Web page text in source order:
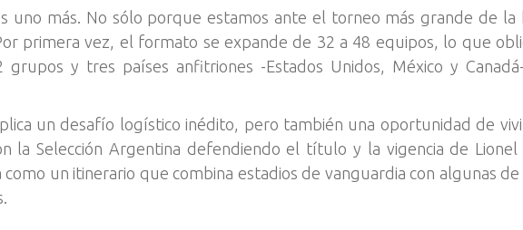
uno más. No sólo porque estamos ante el torneo más grande de
primera vez, el formato se expande de 32 a 48 equipos, lo que
grupos y tres países anfitriones -Estados Unidos, México y
un desafío logístico inédito, pero también una oportunidad de
la Selección Argentina defendiendo el título y la vigencia de
un itinerario que combina estadios de vanguardia con algunas